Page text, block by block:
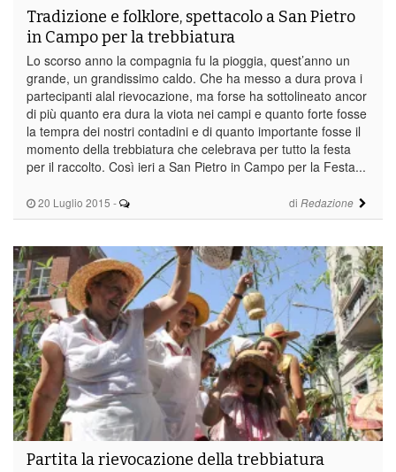
20 Luglio 2015 - di Redazione
Tradizione e folklore, spettacolo a San Pietro
in Campo per la trebbiatura
Lo scorso anno la compagnia fu la pioggia, quest’anno un
grande, un grandissimo caldo. Che ha messo a dura prova i
partecipanti alal rievocazione, ma forse ha sottolineato ancor
di più quanto era dura la viota nei campi e quanto forte fosse
la tempra dei nostri contadini e di quanto importante fosse il
momento della trebbiatura che celebrava per tutto la festa
per il raccolto. Così ieri a San Pietro in Campo per la Festa...
Partita la rievocazione della trebbiatura